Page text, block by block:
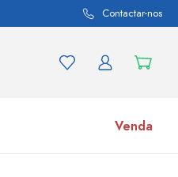
Contactar-nos
Venda